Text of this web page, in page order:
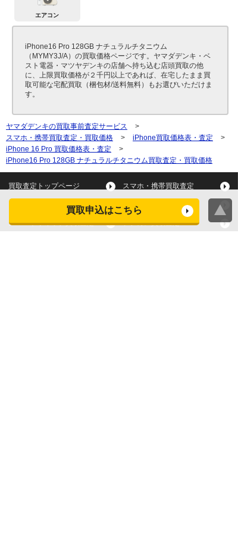
買取申込はこちら
エアコン
iPhone16 Pro 128GB ナチュラルチタニウム
（MYMY3J/A）の買取価格ページです。ヤマダデンキ・ベ
スト電器・マツヤデンキの店舗へ持ち込む店頭買取の他
に、上限買取価格が２千円以上であれば、在宅したまま買
取可能な宅配買取（梱包材/送料無料）もお選びいただけま
す。
ヤマダデンキの買取事前査定サービス
>
スマホ・携帯買取査定・買取価格
> iPhone買取価格表・査定
>
iPhone 16 Pro 買取価格表・査定
>
iPhone16 Pro 128GB ナチュラルチタニウム買取査定・買取価格
買取査定トップページ スマホ・携帯買取査定
タブレット買取査定 パソコン買取査定
スマートウォッチ買取査定 デジカメ買取査定